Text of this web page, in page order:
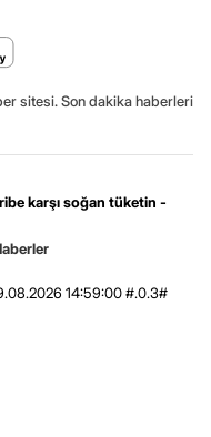
sitesi. Son dakika haberleri
karşı soğan tüketin -
14:59:00 #.0.3#